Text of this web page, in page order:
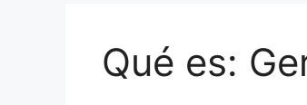
Qué es: